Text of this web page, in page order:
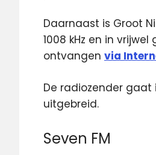
Daarnaast is Groot
1008 kHz en in
ontvangen via
De radiozender gaat
uitgebreid.
Seven FM